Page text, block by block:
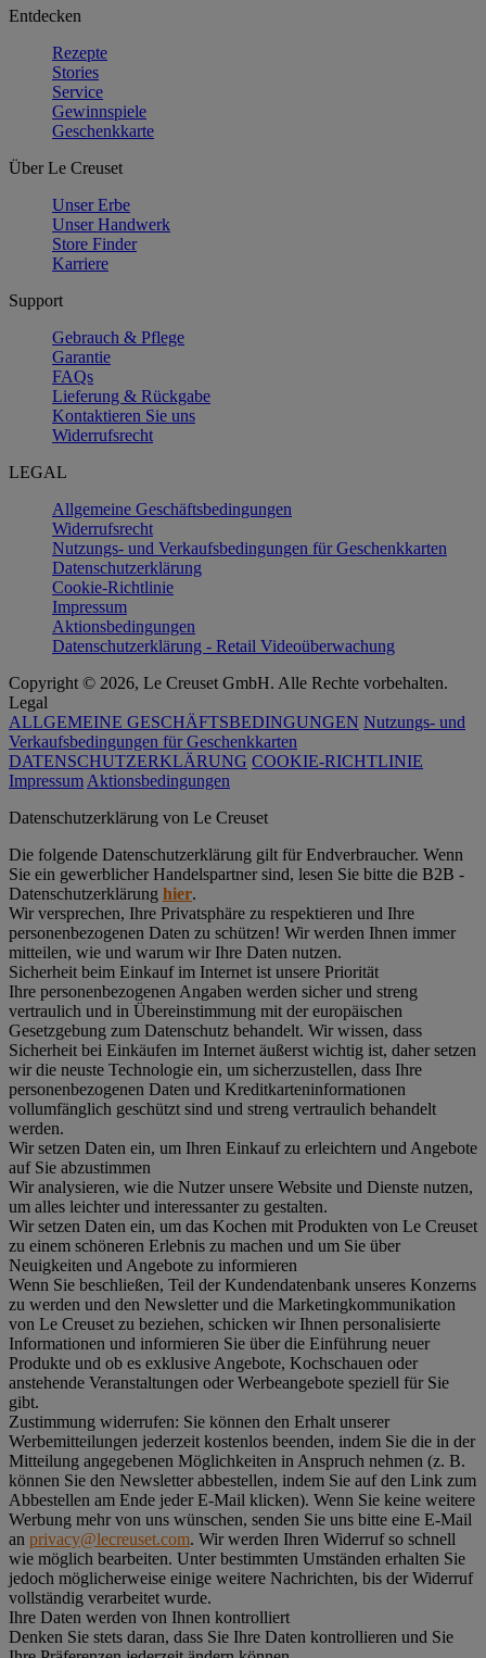
Entdecken
Rezepte
Stories
Service
Gewinnspiele
Geschenkkarte
Über Le Creuset
Unser Erbe
Unser Handwerk
Store Finder
Karriere
Support
Gebrauch & Pflege
Garantie
FAQs
Lieferung & Rückgabe
Kontaktieren Sie uns
Widerrufsrecht
LEGAL
Allgemeine Geschäftsbedingungen
Widerrufsrecht
Nutzungs- und Verkaufsbedingungen für Geschenkkarten
Datenschutzerklärung
Cookie-Richtlinie
Impressum
Aktionsbedingungen
Datenschutzerklärung - Retail Videoüberwachung
Copyright © 2026, Le Creuset GmbH. Alle Rechte vorbehalten.
Legal
ALLGEMEINE GESCHÄFTSBEDINGUNGEN Nutzungs- und
Verkaufsbedingungen für Geschenkkarten
DATENSCHUTZERKLÄRUNG COOKIE-RICHTLINIE
Impressum Aktionsbedingungen
Datenschutz­erklärung von Le Creuset
Die folgende Datenschutzerklärung gilt für Endverbraucher. Wenn
Sie ein gewerblicher Handelspartner sind, lesen Sie bitte die B2B -
Datenschutzerklärung hier.
Wir versprechen, Ihre Privatsphäre zu respektieren und Ihre
personenbezogenen Daten zu schützen! Wir werden Ihnen immer
mitteilen, wie und warum wir Ihre Daten nutzen.
Sicherheit beim Einkauf im Internet ist unsere Priorität
Ihre personenbezogenen Angaben werden sicher und streng
vertraulich und in Übereinstimmung mit der europäischen
Gesetzgebung zum Datenschutz behandelt. Wir wissen, dass
Sicherheit bei Einkäufen im Internet äußerst wichtig ist, daher setzen
wir die neuste Technologie ein, um sicherzustellen, dass Ihre
personenbezogenen Daten und Kreditkarteninformationen
vollumfänglich geschützt sind und streng vertraulich behandelt
werden.
Wir setzen Daten ein, um Ihren Einkauf zu erleichtern und Angebote
auf Sie abzustimmen
Wir analysieren, wie die Nutzer unsere Website und Dienste nutzen,
um alles leichter und interessanter zu gestalten.
Wir setzen Daten ein, um das Kochen mit Produkten von Le Creuset
zu einem schöneren Erlebnis zu machen und um Sie über
Neuigkeiten und Angebote zu informieren
Wenn Sie beschließen, Teil der Kundendatenbank unseres Konzerns
zu werden und den Newsletter und die Marketingkommunikation
von Le Creuset zu beziehen, schicken wir Ihnen personalisierte
Informationen und informieren Sie über die Einführung neuer
Produkte und ob es exklusive Angebote, Kochschauen oder
anstehende Veranstaltungen oder Werbeangebote speziell für Sie
gibt.
Zustimmung widerrufen: Sie können den Erhalt unserer
Werbemitteilungen jederzeit kostenlos beenden, indem Sie die in der
Mitteilung angegebenen Möglichkeiten in Anspruch nehmen (z. B.
können Sie den Newsletter abbestellen, indem Sie auf den Link zum
Abbestellen am Ende jeder E-Mail klicken). Wenn Sie keine weitere
Werbung mehr von uns wünschen, senden Sie uns bitte eine E-Mail
an privacy@lecreuset.com. Wir werden Ihren Widerruf so schnell
wie möglich bearbeiten. Unter bestimmten Umständen erhalten Sie
jedoch möglicherweise einige weitere Nachrichten, bis der Widerruf
vollständig verarbeitet wurde.
Ihre Daten werden von Ihnen kontrolliert
Denken Sie stets daran, dass Sie Ihre Daten kontrollieren und Sie